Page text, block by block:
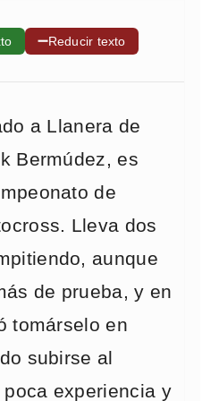
➖Reducir texto
a Llanera de
Bermúdez, es
de
Lleva dos
aunque
de prueba, y en
tomárselo en
subirse al
experiencia y